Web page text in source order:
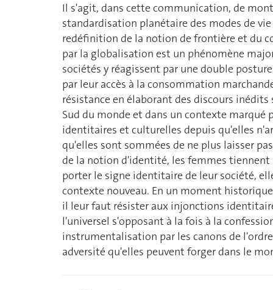
Il s'agit, dans cette communication, de
standardisation planétaire des modes de
redéfinition de la notion de frontière et du
par la globalisation est un phénomène
sociétés y réagissent par une double
par leur accès à la consommation
résistance en élaborant des discours
Sud du monde et dans un contexte
identitaires et culturelles depuis qu'elles
qu'elles sont sommées de ne plus laisser
de la notion d'identité, les femmes tiennent
porter le signe identitaire de leur société,
contexte nouveau. En un moment
il leur faut résister aux injonctions
l'universel s'opposant à la fois à la
instrumentalisation par les canons de
adversité qu'elles peuvent forger dans le